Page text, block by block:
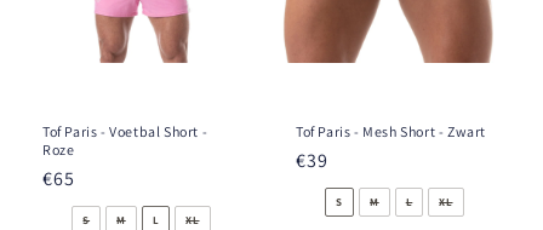
Tof Paris - Voetbal Short -
Roze
Prix
habituel
€65
S M L XL
Tof Paris - Mesh Short - Zwart
Prix
habituel
€39
S M L XL